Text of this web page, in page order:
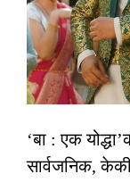
‘बा : एक
सार्वजनिक,